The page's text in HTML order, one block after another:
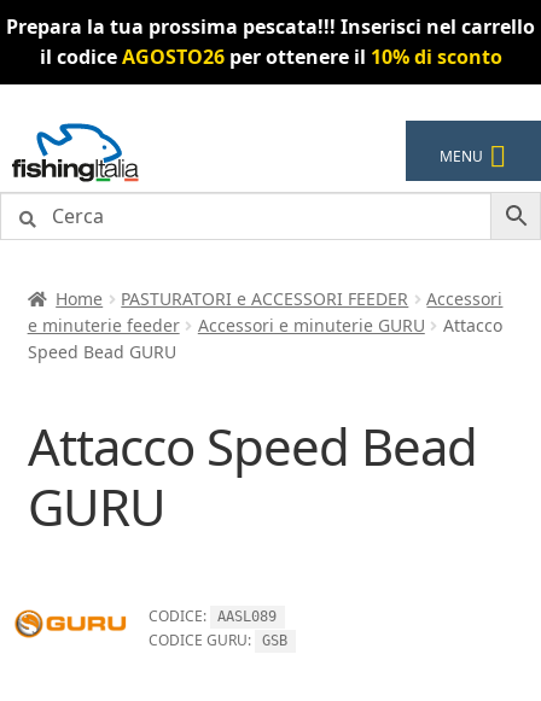
Prepara la tua prossima pescata!!! Inserisci nel carrello
il codiceAGOSTO26per ottenere il 10% di sconto
alla
navigazione
al
contenuto
MENU
Home PASTURATORI e ACCESSORI FEEDER
Accessori
e minuterie feeder
Accessori e minuterie GURU
Attacco
Speed Bead GURU
Attacco Speed Bead
GURU
CODICE: AASL089
CODICE GURU: GSB